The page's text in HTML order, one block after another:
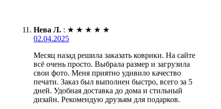
Нева Л. : ★ ★ ★ ★ ★
02.04.2025
Месяц назад решила заказать коврики. На сайте
всё очень просто. Выбрала размер и загрузила
свои фото. Меня приятно удивило качество
печати. Заказ был выполнен быстро, всего за 5
дней. Удобная доставка до дома и стильный
дизайн. Рекомендую друзьям для подарков.